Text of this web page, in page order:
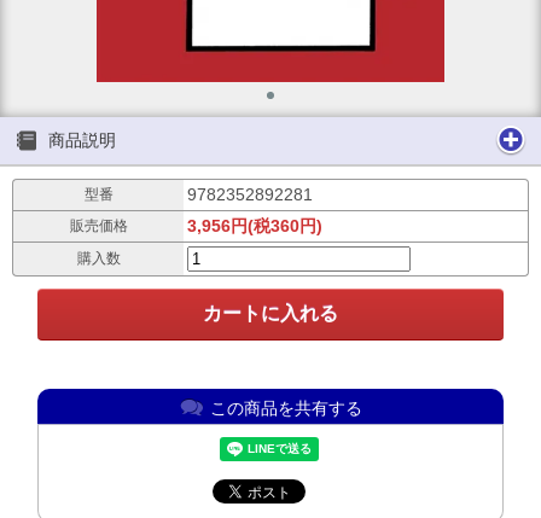
商品説明
型番 9782352892281
販売価格 3,956円(税360円)
購入数
この商品を共有する